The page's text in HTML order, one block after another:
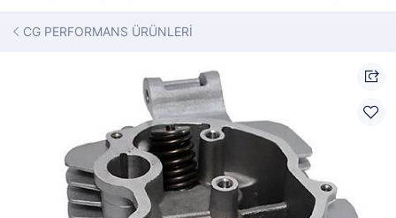
CG PERFORMANS ÜRÜNLERİ